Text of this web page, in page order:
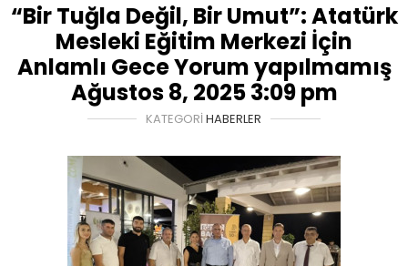
“Bir Tuğla Değil, Bir Umut”: Atatürk
Mesleki Eğitim Merkezi İçin
Anlamlı Gece Yorum yapılmamış
Ağustos 8, 2025 3:09 pm
KATEGORI HABERLER